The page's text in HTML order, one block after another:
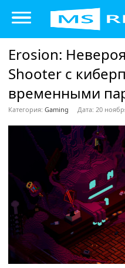
Erosion:
Shooter с
временными
Категория: Gaming Дата: 20